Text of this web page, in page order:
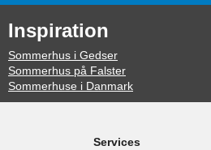
Inspiration
Sommerhus i Gedser
Sommerhus på Falster
Sommerhuse i Danmark
Services